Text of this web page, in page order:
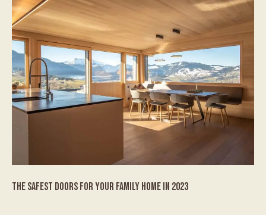
THE SAFEST DOORS FOR YOUR FAMILY HOME IN 2023